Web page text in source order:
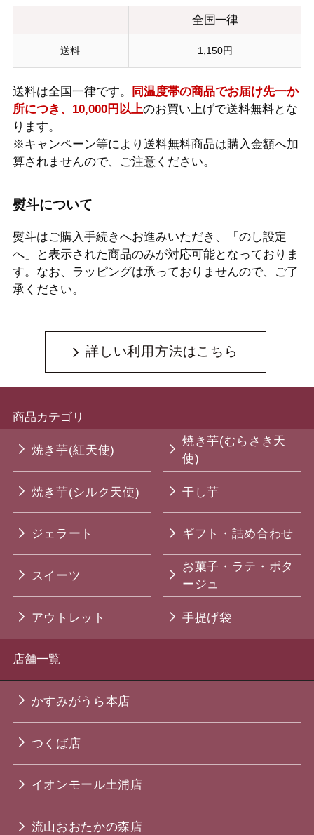
全国一律
送料 1,150円
送料は全国一律です。
同温度帯の商品でお届け先一か
所につき、10,000円以上のお買い上げで送料無料とな
ります。
※キャンペーン等により送料無料商品は購入金額へ加
算されませんので、ご注意ください。
熨斗について
熨斗はご購入手続きへお進みいただき、「のし設定
へ」と表示された商品のみが対応可能となっておりま
す。なお、ラッピングは承っておりませんので、ご了
承ください。
詳しい利用方法はこちら
商品カテゴリ
焼き芋(紅天使)
焼き芋(むらさき天
使)
焼き芋(シルク天使) 干し芋
ジェラート ギフト・詰め合わせ
スイーツ
お菓子・ラテ・ポタ
ージュ
アウトレット 手提げ袋
店舗一覧
かすみがうら本店
つくば店
イオンモール土浦店
流山おおたかの森店